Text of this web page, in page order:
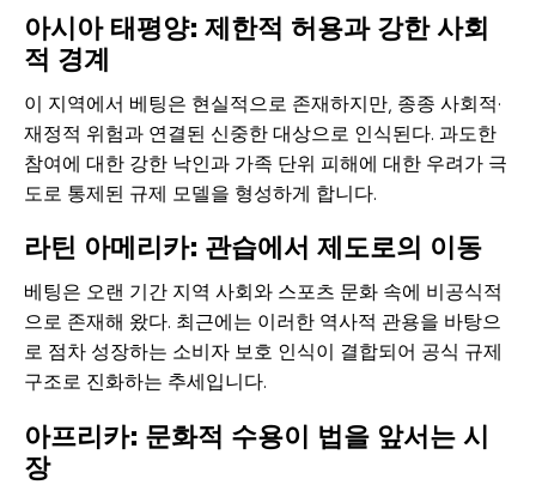
아시아 태평양: 제한적 허용과 강한 사회
적 경계
이 지역에서 베팅은 현실적으로 존재하지만, 종종 사회적·
재정적 위험과 연결된 신중한 대상으로 인식된다. 과도한
참여에 대한 강한 낙인과 가족 단위 피해에 대한 우려가 극
도로 통제된 규제 모델을 형성하게 합니다.
라틴 아메리카: 관습에서 제도로의 이동
베팅은 오랜 기간 지역 사회와 스포츠 문화 속에 비공식적
으로 존재해 왔다. 최근에는 이러한 역사적 관용을 바탕으
로 점차 성장하는 소비자 보호 인식이 결합되어 공식 규제
구조로 진화하는 추세입니다.
아프리카: 문화적 수용이 법을 앞서는 시
장